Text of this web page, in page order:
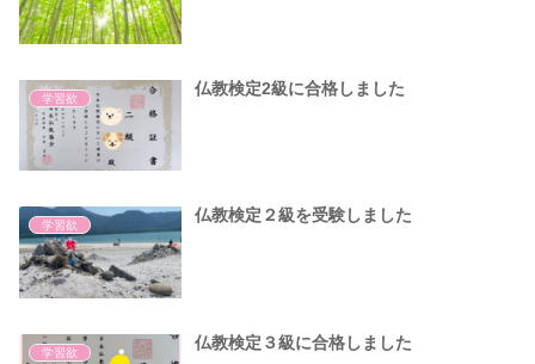
学習欲
仏教検定2級に合格しました
学習欲
仏教検定２級を受験しました
学習欲
仏教検定３級に合格しました